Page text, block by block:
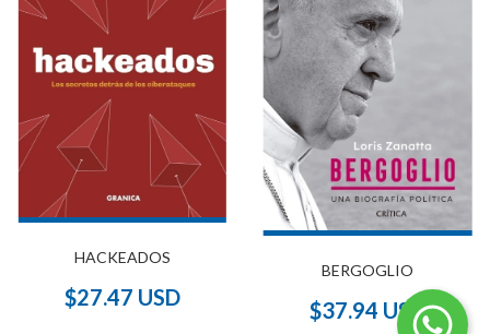
HACKEADOS
$27.47 USD
BERGOGLIO
$37.94 USD